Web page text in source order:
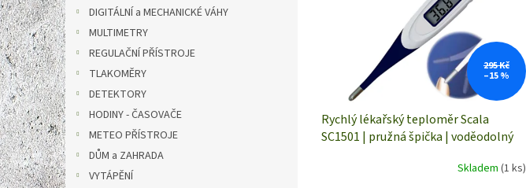
e
l
DIGITÁLNÍ a MECHANICKÉ VÁHY
MULTIMETRY
REGULAČNÍ PŘÍSTROJE
TLAKOMĚRY
DETEKTORY
HODINY - ČASOVAČE
METEO PŘÍSTROJE
DŮM a ZAHRADA
VYTÁPĚNÍ
295 Kč
–15 %
Rychlý lékařský teploměr Scala
SC1501 | pružná špička | voděodolný
Skladem (1 ks)